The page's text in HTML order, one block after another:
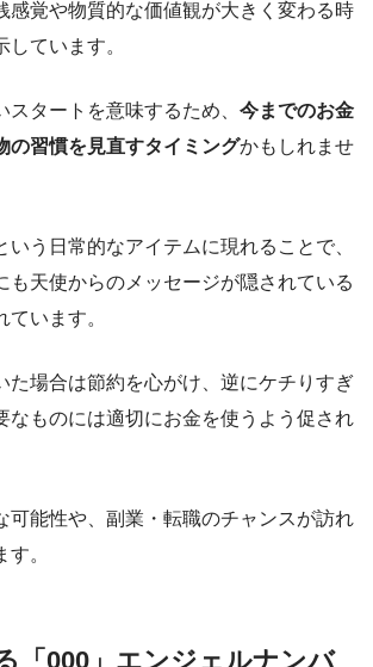
感覚や物質的な価値観が大きく変わる時
ています。
スタートを意味するため、 今までのお金
の習慣を見直すタイミングかもしれませ
いう日常的なアイテムに現れることで、
も天使からのメッセージが隠されている
ています。
た場合は節約を心がけ、逆にケチりすぎ
なものには適切にお金を使うよう促され
可能性や、副業・転職のチャンスが訪れ
。
「000」エンジェルナンバ